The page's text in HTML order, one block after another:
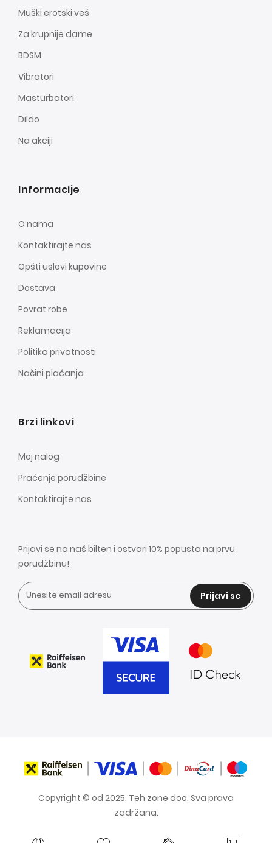
Muški erotski veš
Za krupnije dame
BDSM
Vibratori
Masturbatori
Dildo
Na akciji
Informacije
O nama
Kontaktirajte nas
Opšti uslovi kupovine
Dostava
Povrat robe
Reklamacija
Politika privatnosti
Načini plaćanja
Brzi linkovi
Moj nalog
Praćenje porudžbine
Kontaktirajte nas
Prijavi se na naš bilten i ostvari 10% popusta na prvu
porudžbinu!
Prijavi se
Copyright © od 2025. Teh zone doo. Sva prava
zadržana.